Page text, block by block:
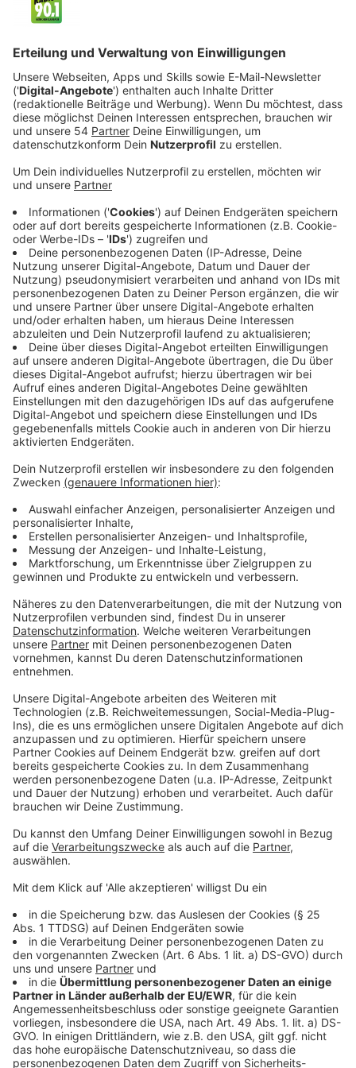
Veröffentlicht:
Zahlreiche Apotheken in Nordrhein-Westfalen laden
zur "Langen Nacht des Impfens" ein. In teilnehmenden
den späten Abend hinein gegen Grippe und Corona
und Westfalen-Lippe mitteilten. Das Angebot in
Apotheken solle eine Ergänzung zum Impfen in
Arztpraxen sein, hieß es.
Anzeige
In der Apotheke am besten nachfragen
Anzeige
Am besten schaut man in den Apotheken in der
Nachbarschaft nach, ob diese bei der "Langen Nacht
des Impfens" mitmachen. Bequemer geht es über eine
interaktive Karte (HIER geht es zur Karte
Impfung anbieten. Wir wissen offiziell, dass von den
700 Apotheken in NRW 50 auf jeden Fall mitmachen.
Es dürften aber in Wahrheit mehr sein, weil sich nicht
jede Apotheke registrieren muss. Vor allem in den
größeren Städten NRWs sind viele Apotheken dabei.
Wir wissen, dass beispielsweise Düsseldorf, Dortmund,
Köln, Wuppertal, Mönchengladbach, Münster, Krefeld,
Bielefeld und Aachen dabei sind.
Corona- und Grippeimpfungen werden
angeboten
Anzeige
Bei der Aktion kann man sich sowohl gegen Grippe, als
auch gegen Corona impfen lassen. Das geht auch
beides parallel. Die Stiko, die ständige
zwischen zwei Impfungen in diesem Fall nicht
eingehalten werden müssen. Die Impfungen dürfen nur
nicht in den selben Arm erfolgen.
Autor José Narciandi (mit dpa)
Anzeige